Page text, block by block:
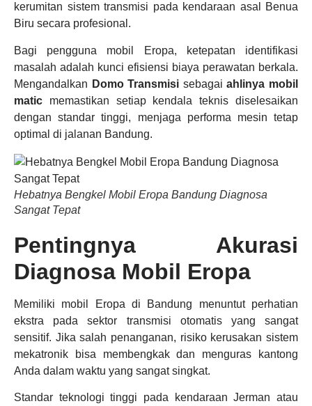
kerumitan sistem transmisi pada kendaraan asal Benua
Biru secara profesional.
Bagi pengguna mobil Eropa, ketepatan identifikasi
masalah adalah kunci efisiensi biaya perawatan berkala.
Mengandalkan Domo Transmisi sebagaiahlinya mobil
matic memastikan setiap kendala teknis diselesaikan
dengan standar tinggi, menjaga performa mesin tetap
optimal di jalanan Bandung.
Hebatnya Bengkel Mobil Eropa Bandung Diagnosa
Sangat Tepat
Pentingnya Akurasi
Diagnosa Mobil Eropa
Memiliki mobil Eropa di Bandung menuntut perhatian
ekstra pada sektor transmisi otomatis yang sangat
sensitif. Jika salah penanganan, risiko kerusakan sistem
mekatronik bisa membengkak dan menguras kantong
Anda dalam waktu yang sangat singkat.
Standar teknologi tinggi pada kendaraan Jerman atau